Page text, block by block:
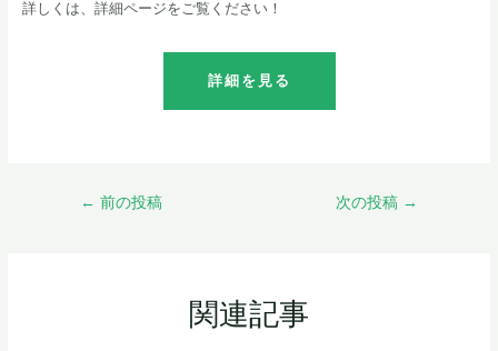
詳しくは、詳細ページをご覧ください！
詳細を見る
← 前の投稿 次の投稿 →
関連記事